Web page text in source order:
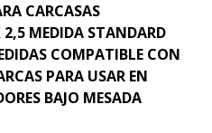
CARCASAS
MEDIDA STANDARD
COMPATIBLE CON
PARA USAR EN
BAJO MESADA